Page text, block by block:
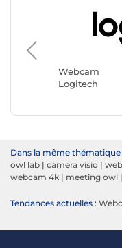
Webcam
Logitech
Dans la même thématique
owl lab | camera visio |
webcam 4k | meeting owl |
Tendances actuelles :